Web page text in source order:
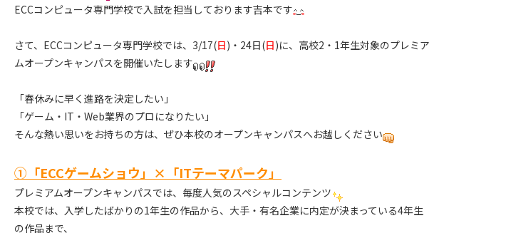
ECCコンピュータ専門学校で入試を担当しております吉本です
さて、ECCコンピュータ専門学校では、3/17(日)・24日(日)に、高校2・1年生対象のプレミア
ムオープンキャンパスを開催いたします
「春休みに早く進路を決定したい」
「ゲーム・IT・Web業界のプロになりたい」
そんな熱い思いをお持ちの方は、ぜひ本校のオープンキャンパスへお越しください
①「ECCゲームショウ」×「ITテーマパーク」
プレミアムオープンキャンパスでは、毎度人気のスペシャルコンテンツ
本校では、入学したばかりの1年生の作品から、大手・有名企業に内定が決まっている4年生
の作品まで、